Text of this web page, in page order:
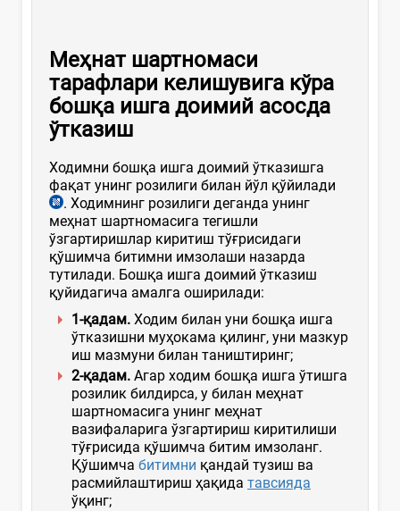
Меҳнат шартномаси
тарафлари келишувига кўра
бошқа ишга доимий асосда
ўтказиш
Ходимни бошқа ишга доимий ўтказишга
фақат унинг розилиги билан йўл қўйилади
. Ходимнинг розилиги деганда унинг
меҳнат шартномасига тегишли
ўзгартиришлар киритиш тўғрисидаги
қўшимча битимни имзолаши назарда
тутилади. Бошқа ишга доимий ўтказиш
қуйидагича амалга оширилади:
1 -қадам. Ходим билан уни бошқа ишга
ўтказишни муҳокама қилинг, уни мазкур
иш мазмуни билан таништиринг;
2-қадам. Агар ходим бошқа ишга ўтишга
розилик билдирса, у билан меҳнат
шартномасига унинг меҳнат
вазифаларига ўзгартириш киритилиши
тўғрисида қўшимча битим имзоланг.
Қўшимча битимни қандай тузиш ва
расмийлаштириш ҳақида тавсияда
ўқинг;